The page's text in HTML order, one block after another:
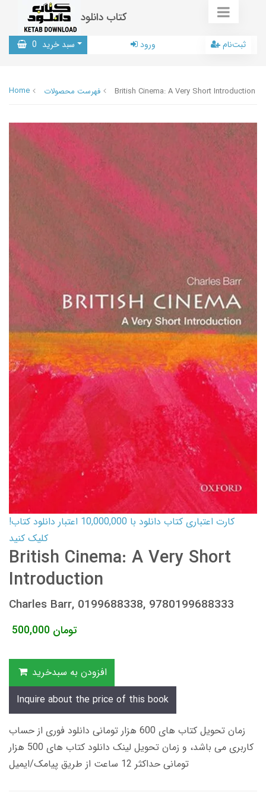
کتاب دانلود
سبد خرید 0 ورود ثبت‌نام
Home فهرست محصولات British Cinema: A Very Short Introduction
کارت اعتباری کتاب دانلود با 10,000,000 اعتبار دانلود کتاب!
کلیک کنید
British Cinema: A Very Short
Introduction
Charles Barr, 0199688338, 9780199688333
500,000 تومان
افزودن به سبدخرید
Inquire about the price of this book
زمان تحویل کتاب های 600 هزار تومانی دانلود فوری از حساب
کاربری می باشد، و زمان تحویل لینک دانلود کتاب های 500 هزار
تومانی حداکثر 12 ساعت از طریق پیامک/ایمیل